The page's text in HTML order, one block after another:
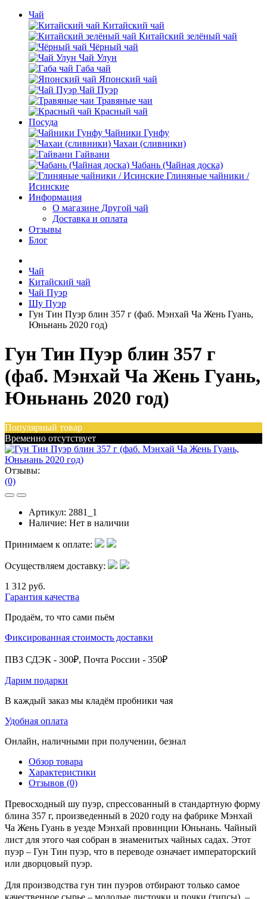
Чай
Китайский чай
Китайский зелёный чай
Чёрный чай
Чай Улун
Габа чай
Японский чай
Чай Пуэр
Травяные чаи
Красный чай
Посуда
Чайники Гунфу
Чахаи (сливники)
Гайвани
Чабань (Чайная доска)
Глиняные чайники /
Исинские
Информация
О магазине Другой чай
Доставка и оплата
Отзывы
Блог
Чай
Китайский чай
Чай Пуэр
Шу Пуэр
Гун Тин Пуэр блин 357 г (фаб. Мэнхай Ча Жень Гуань,
Юньнань 2020 год)
Гун Тин Пуэр блин 357 г
(фаб. Мэнхай Ча Жень Гуань,
Юньнань 2020 год)
Популярный товар
Временно отсутствует
Отзывы:
(0)
Артикул: 2881_1
Наличие: Нет в наличии
Принимаем к оплате:
Осуществляем доставку:
1 312 руб.
Гарантия качества
Продаём, то что сами пьём
Фиксированная стоимость доставки
ПВЗ СДЭК - 300₽, Почта России - 350₽
Дарим подарки
В каждый заказ мы кладём пробники чая
Удобная оплата
Онлайн, наличными при получении, безнал
Обзор товара
Характеристики
Отзывов (0)
Превосходный шу пуэр, спрессованный в стандартную форму
блина 357 г, произведенный в 2020 году на фабрике Мэнхай
Ча Жень Гуань в уезде Мэнхай провинции Юньнань. Чайный
лист для этого чая собран в знаменитых чайных садах. Этот
пуэр – Гун Тин пуэр, что в переводе означает императорский
или дворцовый пуэр.
Для производства гун тин пуэров отбирают только самое
качественное сырье – молодые листочки и почки (типсы), –